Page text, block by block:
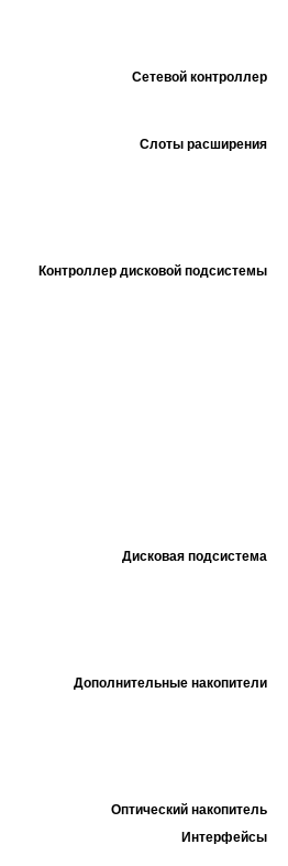
Сетевой контроллер
Слоты расширения
Контроллер дисковой подсистемы
Дисковая подсистема
Дополнительные накопители
Оптический накопитель
Интерфейсы